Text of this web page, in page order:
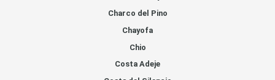
Charco del Pino
Chayofa
Chio
Costa Adeje